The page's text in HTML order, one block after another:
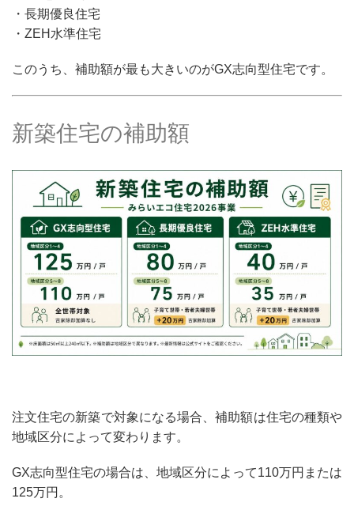
・長期優良住宅
・ZEH水準住宅
このうち、補助額が最も大きいのがGX志向型住宅です。
新築住宅の補助額
注文住宅の新築で対象になる場合、補助額は住宅の種類や
地域区分によって変わります。
GX志向型住宅の場合は、地域区分によって110万円または
125万円 。